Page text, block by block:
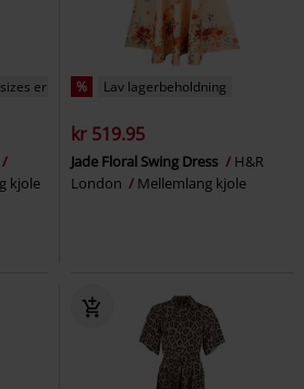
er tilgængelige
kjole
% Lav lagerbeholdning
kr 519.95
Jade Floral Swing Dress
H&R
London
Mellemlang kjole